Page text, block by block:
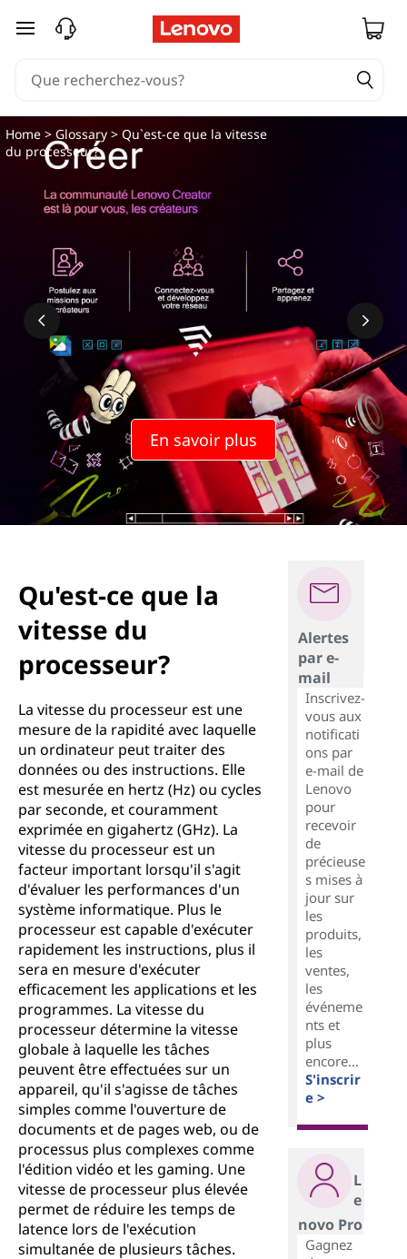
passer au contenu principal
En savoir plus
Home >Glossary > Qu`est-ce que la vitesse
du processeur?
Qu'est-ce que la
vitesse du
processeur?
La vitesse du processeur est une
mesure de la rapidité avec laquelle
un ordinateur peut traiter des
données ou des instructions. Elle
est mesurée en hertz (Hz) ou cycles
par seconde, et couramment
exprimée en gigahertz (GHz). La
vitesse du processeur est un
facteur important lorsqu'il s'agit
d'évaluer les performances d'un
système informatique. Plus le
processeur est capable d'exécuter
rapidement les instructions, plus il
sera en mesure d'exécuter
efficacement les applications et les
programmes. La vitesse du
processeur détermine la vitesse
globale à laquelle les tâches
peuvent être effectuées sur un
appareil, qu'il s'agisse de tâches
simples comme l'ouverture de
documents et de pages web, ou de
processus plus complexes comme
l'édition vidéo et les gaming. Une
vitesse de processeur plus élevée
permet de réduire les temps de
latence lors de l'exécution
simultanée de plusieurs tâches.
Alertes
par e-
mail
Inscrivez-
vous aux
notificati
ons par
e-mail de
Lenovo
pour
recevoir
de
précieuse
s mises à
jour sur
les
produits,
les
ventes,
les
événeme
nts et
plus
encore...
S'inscrir
e >
L
e
novo Pro
Gagnez